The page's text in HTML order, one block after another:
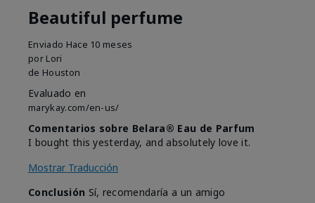
Beautiful perfume
Enviado Hace 10 meses
por Lori
de Houston
Evaluado en
marykay.com/en-us/
Comentarios sobre Belara® Eau de Parfum
I bought this yesterday, and absolutely love it.
Mostrar Traducción
Conclusión Sí, recomendaría a un amigo